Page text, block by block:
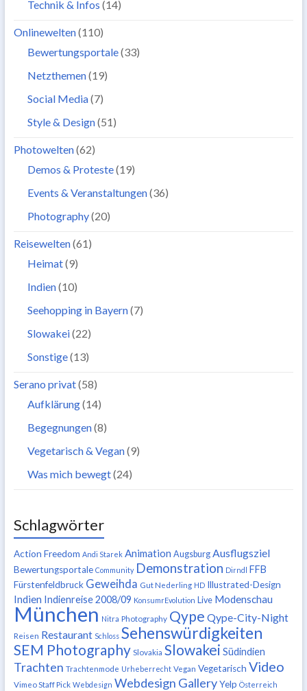
Technik & Infos (14)
Onlinewelten(110)
Bewertungsportale(33)
Netzthemen(19)
Social Media(7)
Style & Design(51)
Photowelten(62)
Demos & Proteste(19)
Events & Veranstaltungen(36)
Photography(20)
Reisewelten(61)
Heimat(9)
Indien(10)
Seehopping in Bayern(7)
Slowakei(22)
Sonstige(13)
Serano privat(58)
Aufklärung(14)
Begegnungen(8)
Vegetarisch & Vegan(9)
Was mich bewegt(24)
Schlagwörter
Action Freedom Andi Starek Animation Augsburg Ausflugsziel
Bewertungsportale Community Demonstration Dirndl FFB
Fürstenfeldbruck Geweihda Gut Nederling HD Illustrated-Design
Indien Indienreise 2008/09 KonsumrEvolution Live Modenschau
München Nitra Photography Qype Qype-City-Night
Reisen Restaurant Schloss Sehenswürdigkeiten
SEM Photography Slovakia Slowakei Südindien
Trachten Trachtenmode Urheberrecht Vegan Vegetarisch Video
Vimeo Staff Pick Webdesign Webdesign Gallery Yelp Österreich